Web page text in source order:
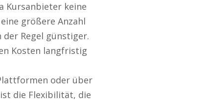
Kursanbieter keine
größere Anzahl
Regel günstiger.
Kosten langfristig
oder über
die Flexibilität, die